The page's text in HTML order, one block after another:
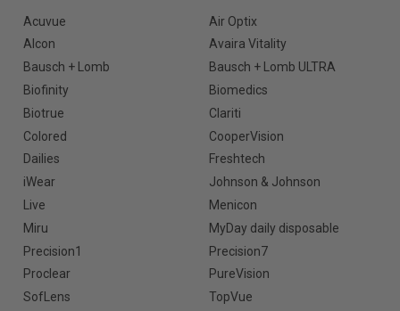
Acuvue
Air Optix
Alcon
Avaira Vitality
Bausch + Lomb
Bausch + Lomb ULTRA
Biofinity
Biomedics
Biotrue
Clariti
Colored
CooperVision
Dailies
Freshtech
iWear
Johnson & Johnson
Live
Menicon
Miru
MyDay daily disposable
Precision1
Precision7
Proclear
PureVision
SofLens
TopVue